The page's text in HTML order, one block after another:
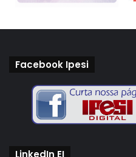
Facebook Ipesi
LinkedIn EI